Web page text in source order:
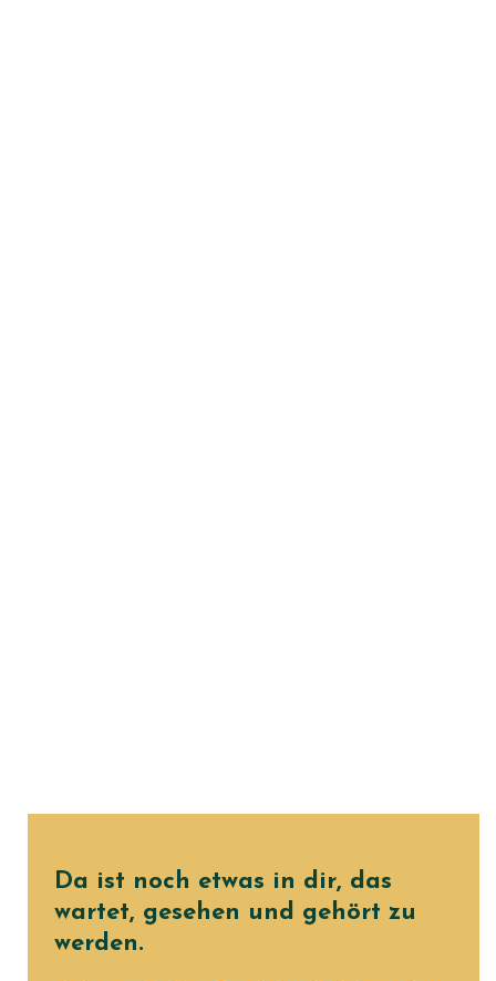
Da ist noch etwas in dir, das
wartet, gesehen und gehört zu
werden.